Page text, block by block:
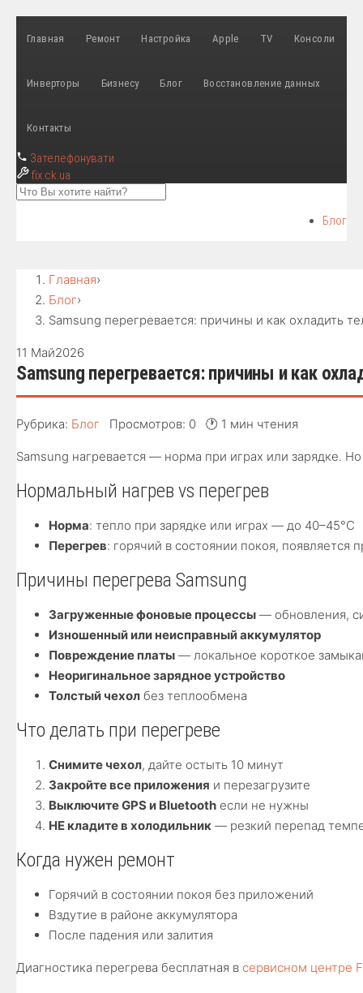
Главная Ремонт Настройка Apple TV Консоли
Инверторы Бизнесу Блог Восстановление данных
Контакты
Зателефонувати
fix.ck.ua
Блог
Главная›
Блог›
Samsung перегревается: причины и как охладить
11 Май2026
Samsung перегревается: причины и как
Рубрика: Блог Просмотров: 0 🕐 1 мин чтения
Samsung нагревается — норма при играх или зарядке.
Нормальный нагрев vs перегрев
Норма: тепло при зарядке или играх — до 40–45°C
Перегрев: горячий в состоянии покоя,
Причины перегрева Samsung
Загруженные фоновые процессы — обновления,
Изношенный или неисправный аккумулятор
Повреждение платы — локальное короткое
Неоригинальное зарядное устройство
Толстый чехол без теплообмена
Что делать при перегреве
Снимите чехол, дайте остыть 10 минут
Закройте все приложения и перезагрузите
Выключите GPS и Bluetooth если не нужны
НЕ кладите в холодильник — резкий перепад
Когда нужен ремонт
Горячий в состоянии покоя без приложений
Вздутие в районе аккумулятора
После падения или залития
Диагностика перегрева бесплатная в сервисном центре